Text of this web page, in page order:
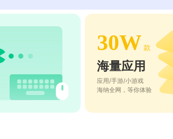
30W 款
海量应用
应用/手游/小游戏
海纳全网，等你体验